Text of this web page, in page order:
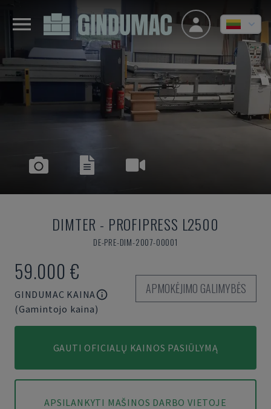
DIMTER - PROFIPRESS L2500
DE-PRE-DIM-2007-00001
59.000 €
GINDUMAC KAINA
(Gamintojo kaina)
APMOKĖJIMO GALIMYBĖS
GAUTI OFICIALŲ KAINOS PASIŪLYMĄ
APSILANKYTI MAŠINOS DARBO VIETOJE